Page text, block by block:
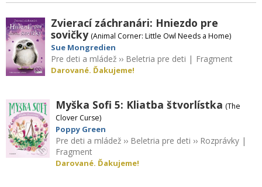
Zvierací záchranári: Hniezdo pre
sovičky (Animal Corner: Little Owl Needs a Home)
Sue Mongredien
Pre deti a mládež ›› Beletria pre deti | Fragment
Darované. Ďakujeme!
Myška Sofi 5: Kliatba štvorlístka (The
Clover Curse)
Poppy Green
Pre deti a mládež ›› Beletria pre deti ›› Rozprávky |
Fragment
Darované. Ďakujeme!